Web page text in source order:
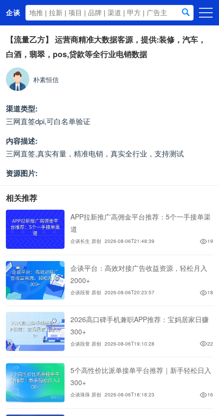
企谈
首页
商务资源
资讯动态
关于我们
【流量乙方】 运营商精准大数据客源，提供:装修，汽车，
白酒，翡翠，pos,贷款等全行业电销数据
朴素恒信
渠道类型:
三网直签dpi,可白名单验证
内容描述:
三网直签,真实有量，精准电销，真实全行业，支持测试
资源图片:
相关推荐
APP拉新推广高佣金平台推荐：5个一手接单渠
道
企谈长生 原创 2026-08-06T21:48:39 19
企谈平台：高效对接广告收益资源，轻松月入
2000+
企谈段誉 原创 2026-08-06T20:23:57 18
2026高口碑手机兼职APP推荐：宝妈居家日赚
300+
企谈段誉 原创 2026-08-06T19:10:28 22
5个高性价比派单接单平台推荐｜新手轻松日入
300+
企谈珠珠 原创 2026-08-06T18:18:23 16